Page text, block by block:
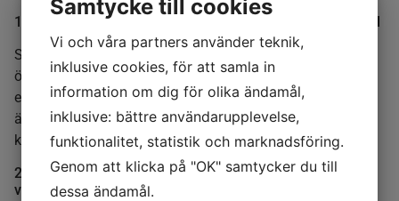
1. Ställ tydliga krav på leverantörer och kemikalieinnehåll
Säkerställ att giveaways omfattas av samma krav som
övriga produkter. Kräv dokumentation som visar
efterlevnad av exempelvis REACH, EU-regler för farliga
ämnen i elektronik (RoHS), PFAS-restriktioner och
kommande ekodesignkrav.
2. Integrera giveaways i hållbarhets- och
varumärkesstrategin
Samtycke till cookies
Vi och våra partners använder teknik,
inklusive cookies, för att samla in
information om dig för olika ändamål,
inklusive: bättre användarupplevelse,
funktionalitet, statistik och marknadsföring.
Genom att klicka på "OK" samtycker du till
dessa ändamål.